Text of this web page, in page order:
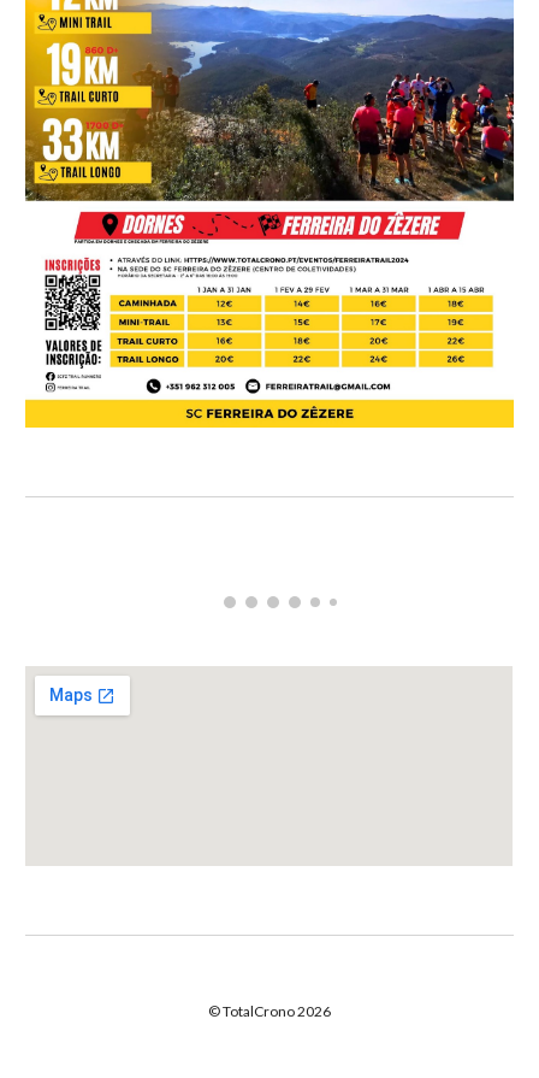
© TotalCrono 2026